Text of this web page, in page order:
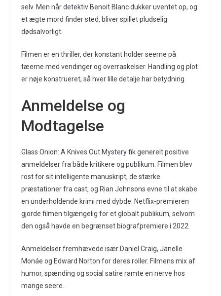
selv. Men når detektiv Benoit Blanc dukker uventet op, og
et ægte mord finder sted, bliver spillet pludselig
dødsalvorligt.
Filmen er en thriller, der konstant holder seerne på
tæerne med vendinger og overraskelser. Handling og plot
er nøje konstrueret, så hver lille detalje har betydning.
Anmeldelse og
Modtagelse
Glass Onion: A Knives Out Mystery fik generelt positive
anmeldelser fra både kritikere og publikum. Filmen blev
rost for sit intelligente manuskript, de stærke
præstationer fra cast, og Rian Johnsons evne til at skabe
en underholdende krimi med dybde. Netflix-premieren
gjorde filmen tilgængelig for et globalt publikum, selvom
den også havde en begrænset biografpremiere i 2022.
Anmeldelser fremhævede især Daniel Craig, Janelle
Monáe og Edward Norton for deres roller. Filmens mix af
humor, spænding og social satire ramte en nerve hos
mange seere.